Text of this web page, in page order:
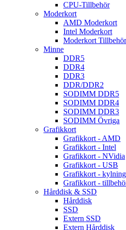
CPU-Tillbehör
Moderkort
AMD Moderkort
Intel Moderkort
Moderkort Tillbehör
Minne
DDR5
DDR4
DDR3
DDR/DDR2
SODIMM DDR5
SODIMM DDR4
SODIMM DDR3
SODIMM Övriga
Grafikkort
Grafikkort - AMD
Grafikkort - Intel
Grafikkort - NVidia
Grafikkort - USB
Grafikkort - kylning
Grafikkort -
Hårddisk & SSD
Hårddisk
SSD
Extern SSD
Extern Hårddisk